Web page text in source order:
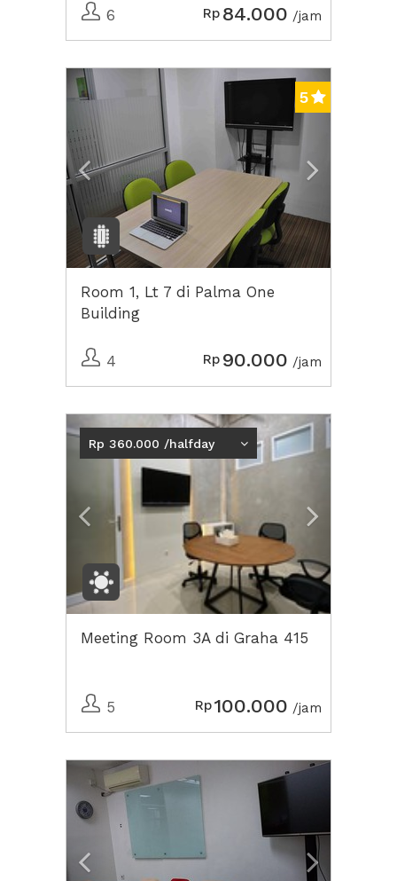
6 Rp 84.000 /jam
Previous Next2
5
Room 1, Lt 7 di Palma One
Building
4 Rp 90.000 /jam
Previous Next2
Rp 360.000 /halfday
Meeting Room 3A di Graha 415
5 Rp100.000 /jam
Previous Next2